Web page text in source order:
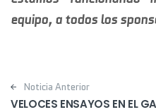
equipo, a todos los
Post navigation
Noticia Anterior
VELOCES ENSAYOS EN EL